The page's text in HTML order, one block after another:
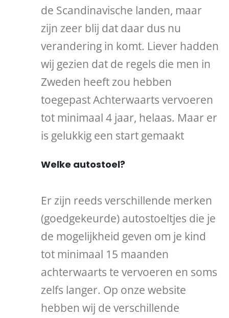
de Scandinavische landen, maar
zijn zeer blij dat daar dus nu
verandering in komt. Liever hadden
wij gezien dat de regels die men in
Zweden heeft zou hebben
toegepast Achterwaarts vervoeren
tot minimaal 4 jaar, helaas. Maar er
is gelukkig een start gemaakt
Welke autostoel?
Er zijn reeds verschillende merken
(goedgekeurde) autostoeltjes die je
de mogelijkheid geven om je kind
tot minimaal 15 maanden
achterwaarts te vervoeren en soms
zelfs langer. Op onze website
hebben wij de verschillende